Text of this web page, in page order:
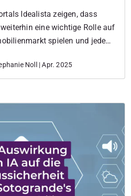
Idealista zeigen, dass
eine wichtige Rolle auf
spielen und jede
nur prominent, sondern
Preisen getätigt.
Noll | Apr. 2025